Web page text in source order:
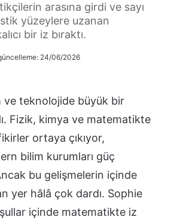
arasına girdi ve sayı
yüzeylere uzanan
bir iz bıraktı.
24/06/2026
ve teknolojide büyük bir
Fizik, kimya ve matematikte
ortaya çıkıyor,
bilim kurumları güç
bu gelişmelerin içinde
yer hâlâ çok dardı. Sophie
içinde matematikte iz